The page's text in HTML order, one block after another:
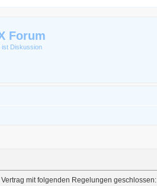
Forum
ist Diskussion
mit folgenden Regelungen geschlossen: